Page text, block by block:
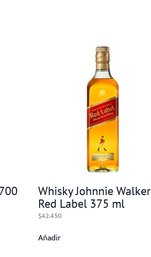
Whisky Johnnie Walker
Red Label 375 ml
$42.450
Añadir